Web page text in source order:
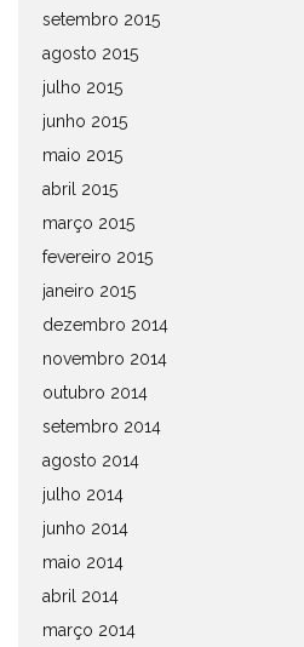
setembro 2015
agosto 2015
julho 2015
junho 2015
maio 2015
abril 2015
março 2015
fevereiro 2015
janeiro 2015
dezembro 2014
novembro 2014
outubro 2014
setembro 2014
agosto 2014
julho 2014
junho 2014
maio 2014
abril 2014
março 2014